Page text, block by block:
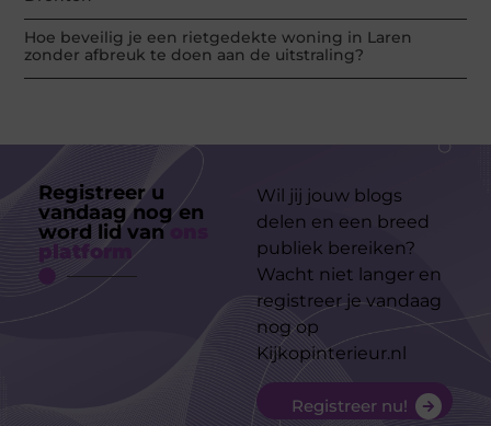
Hoe beveilig je een rietgedekte woning in Laren
zonder afbreuk te doen aan de uitstraling?
Registreer u
vandaag nog en
word lid van
platform
Wil jij jouw blogs
delen en een breed
publiek bereiken?
Wacht niet langer en
registreer je vandaag
nog op
Kijkopinterieur.nl
Registreer nu!